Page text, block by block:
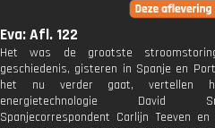
Eva: Afl. 122
Het was de grootste
geschiedenis, gisteren in Spanje en
het nu verder gaat, vertellen
energietechnologie David
Spanjecorrespondent Carlijn Teeven